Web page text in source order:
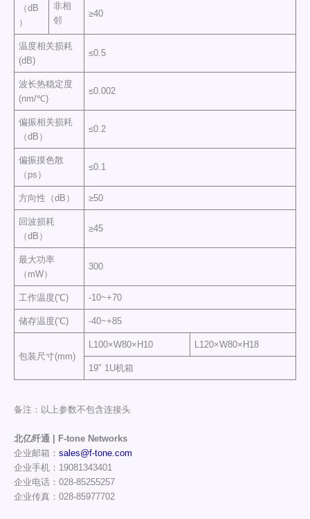
（dB
）
非相
邻
≥40
温度相关损耗
(dB)
≤0.5
波长热稳定度
(nm/℃)
≤0.002
偏振相关损耗
（dB）
≤0.2
偏振摸色散
（ps）
≤0.1
方向性（dB） ≥50
回波损耗
（dB）
≥45
最大功率
（mW）
300
工作温度(℃) -10~+70
储存温度(℃) -40~+85
包装尺寸(mm)
L100×W80×H10 L120×W80×H18
19″ 1U机箱
备注：以上参数不包含连接头
北亿纤通 | F-tone Networks
企业邮箱： sales@f-tone.com
企业手机：19081343401
企业电话：028-85255257
企业传真：028-85977702